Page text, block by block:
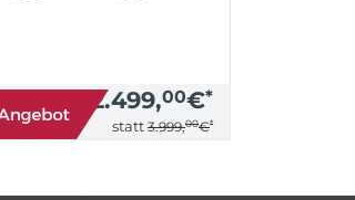
2.499,00€*
statt 3.999,00€*